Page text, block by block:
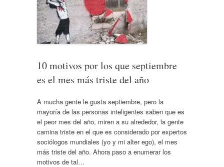
10 motivos por los que septiembre
es el mes más triste del año
A mucha gente le gusta septiembre, pero la
mayoría de las personas inteligentes saben que es
el peor mes del año, miren a su alrededor, la gente
camina triste en el que es considerado por expertos
sociólogos mundiales (yo y mi alter ego), el mes
más triste del año. Ahora paso a enumerar los
motivos de tal…